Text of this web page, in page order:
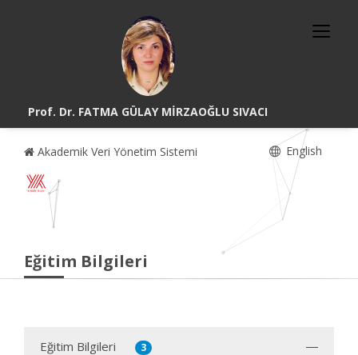
Prof. Dr. FATMA GÜLAY MİRZAOĞLU SIVACI
Akademik Veri Yönetim Sistemi English
Eğitim Bilgileri
Eğitim Bilgileri 3